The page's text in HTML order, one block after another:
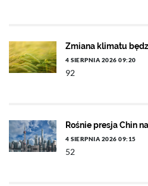
Zmiana klimatu
4 SIERPNIA 2026 09:20
92
Rośnie presja Chin
4 SIERPNIA 2026 09:15
52